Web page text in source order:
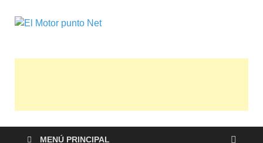
punto Net
MENÚ PRINCIPAL